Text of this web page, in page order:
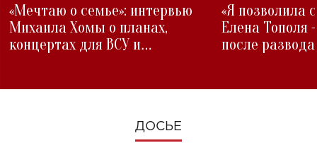
«Мечтаю о семье»: интервью
Михаила Хомы о планах,
концертах для ВСУ и
«Я позволила
Елена Тополя
после развода
ДОСЬЕ